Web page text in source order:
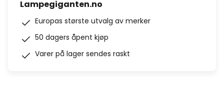
Lampegiganten.no
Europas største utvalg av merker
50 dagers åpent kjøp
Varer på lager sendes raskt